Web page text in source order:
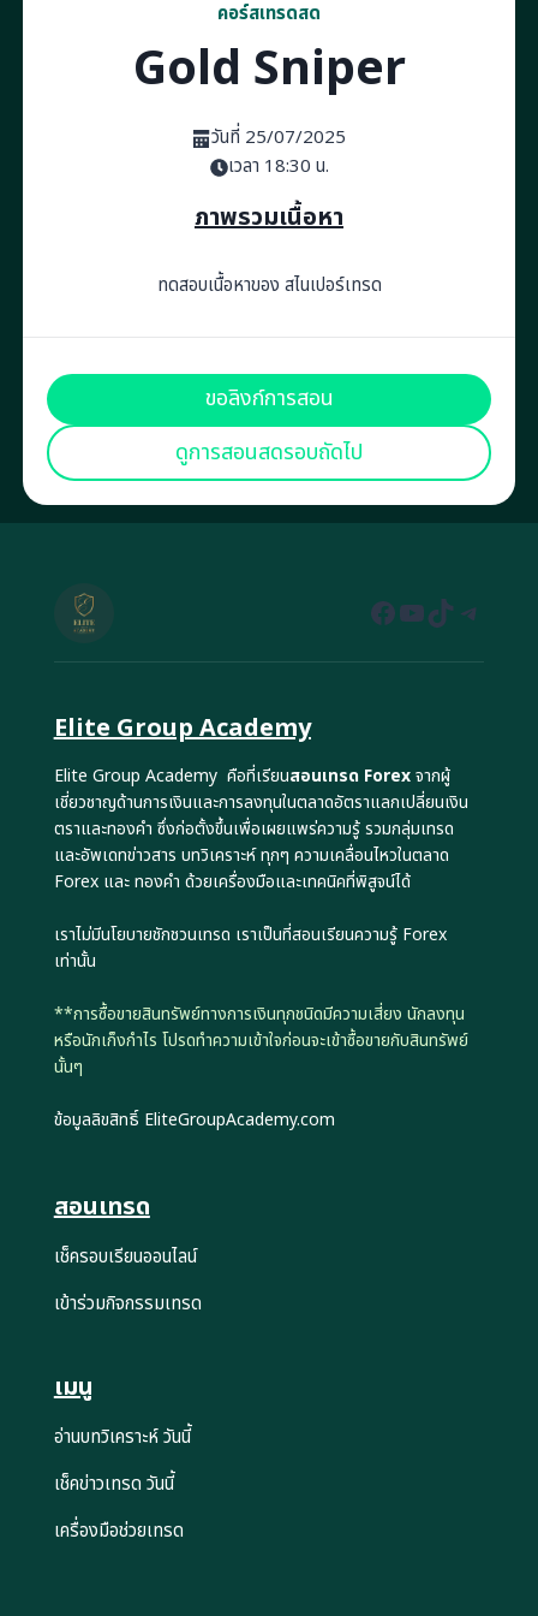
คอร์สเทรดสด
Gold Sniper
วันที่ 25/07/2025
เวลา 18:30 น.
ภาพรวมเนื้อหา
ทดสอบเนื้อหาของ สไนเปอร์เทรด
ขอลิงก์การสอน
ดูการสอนสดรอบถัดไป
Facebook
YouTube
TikTok
Elite Group Academy
Elite Group Academy คือที่เรียนสอนเทรด Forexจากผู้
เชี่ยวชาญด้านการเงินและการลงทุนในตลาดอัตราแลกเปลี่ยนเงิน
ตราและทองคำ ซึ่งก่อตั้งขึ้นเพื่อเผยแพร่ความรู้ รวมกลุ่มเทรด
และอัพเดทข่าวสาร บทวิเคราะห์ ทุกๆ ความเคลื่อนไหวในตลาด
Forex และ ทองคำ ด้วยเครื่องมือและเทคนิคที่พิสูจน์ได้
เราไม่มีนโยบายชักชวนเทรด เราเป็นที่สอนเรียนความรู้ Forex
เท่านั้น
**การซื้อขายสินทรัพย์ทางการเงินทุกชนิดมีความเสี่ยง นักลงทุน
หรือนักเก็งกำไร โปรดทำความเข้าใจก่อนจะเข้าซื้อขายกับสินทรัพย์
นั้นๆ
ข้อมูลลิขสิทธิ์ EliteGroupAcademy.com
สอนเทรด
เช็ครอบเรียนออนไลน์
เข้าร่วมกิจกรรมเทรด
เมนู
อ่านบทวิเคราะห์ วันนี้
เช็คข่าวเทรด วันนี้
เครื่องมือช่วยเทรด